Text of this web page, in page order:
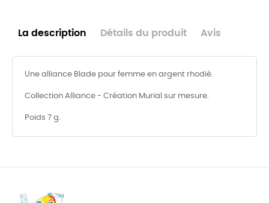
La description Détails du produit Avis
Une alliance Blade pour femme en argent rhodié.
Collection Alliance - Création Murial sur mesure.
Poids 7 g.